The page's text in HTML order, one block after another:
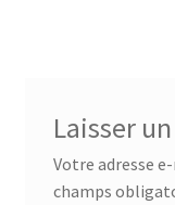
Laisser
Votre adresse
champs